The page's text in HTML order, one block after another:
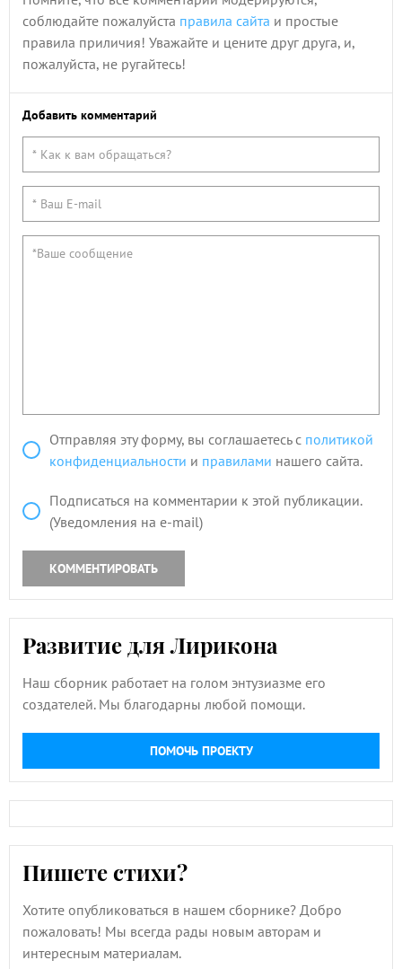
соблюдайте пожалуйста правила сайта и простые
правила приличия! Уважайте и цените друг друга, и,
пожалуйста, не ругайтесь!
Добавить комментарий
Отправляя эту форму, вы соглашаетесь с политикой
конфиденциальности и правилами нашего сайта.
Подписаться на комментарии к этой публикации.
(Уведомления на e-mail)
КОММЕНТИРОВАТЬ
Развитие для Лирикона
Наш сборник работает на голом энтузиазме его
создателей. Мы благодарны любой помощи.
ПОМОЧЬ ПРОЕКТУ
Пишете стихи?
Хотите опубликоваться в нашем сборнике? Добро
пожаловать! Мы всегда рады новым авторам и
интересным материалам.